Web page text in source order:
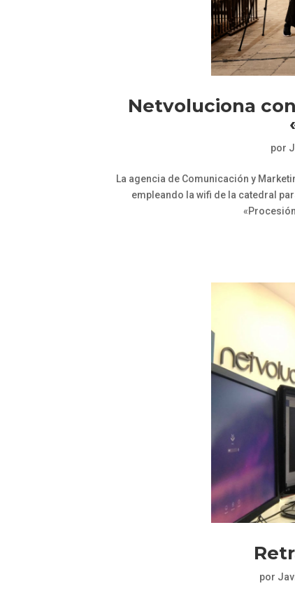
Netvoluciona
por
La agencia de Comunicación y
empleando la wifi de la catedral
por